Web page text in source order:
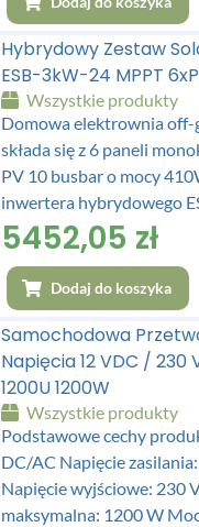
Hybrydowy Zestaw
ESB-3kW-24 MPPT
Wszystkie produkty
Domowa elektrownia off-
składa się z 6 paneli
PV 10 busbar o mocy
inwertera hybrydowego
5452,05 zł
Dodaj do koszyka
Samochodowa
Napięcia 12 VDC / 230
1200U 1200W
Wszystkie produkty
Podstawowe cechy
DC/AC Napięcie
Napięcie wyjściowe: 230
maksymalna: 1200 W Moc